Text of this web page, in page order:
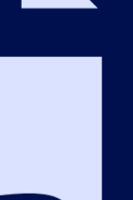
Финансовый
компании
изданиях